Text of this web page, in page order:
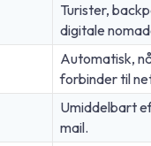
Turister,
digitale
Automatisk,
forbinder til
Umiddelbart
mail.